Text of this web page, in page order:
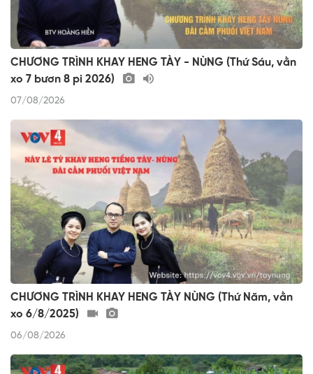
CHƯƠNG TRÌNH KHAY HENG TÀY - NÙNG (Thứ Sáu, vằn
xo 7 bươn 8 pi 2026)
07/08/2026
CHƯƠNG TRÌNH KHAY HENG TÀY NÙNG (Thứ Năm, vằn
xo 6/8/2025)
06/08/2026